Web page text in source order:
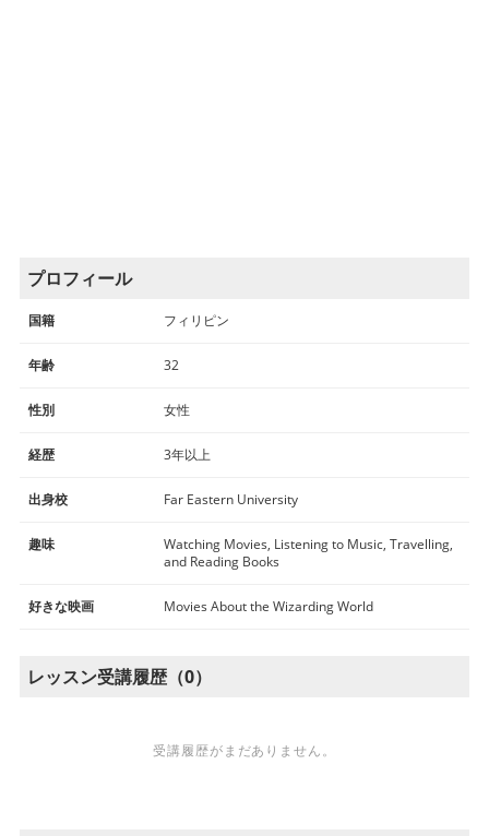
プロフィール
国籍 フィリピン
年齢 32
性別 女性
経歴 3年以上
出身校 Far Eastern University
趣味
Watching Movies, Listening to Music, Travelling,
and Reading Books
好きな映画 Movies About the Wizarding World
レッスン受講履歴（0）
受講履歴がまだありません。